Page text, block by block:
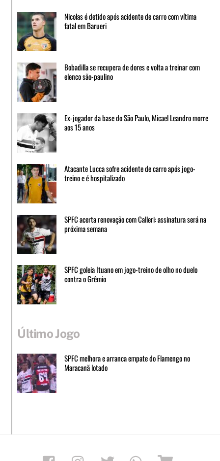
Nicolas é detido após acidente de carro com vítima
fatal em Barueri
Bobadilla se recupera de dores e volta a treinar com
elenco são-paulino
Ex-jogador da base do São Paulo, Micael Leandro morre
aos 15 anos
Atacante Lucca sofre acidente de carro após jogo-
treino e é hospitalizado
SPFC acerta renovação com Calleri: assinatura será na
próxima semana
SPFC goleia Ituano em jogo-treino de olho no duelo
contra o Grêmio
Último Jogo
SPFC melhora e arranca empate do Flamengo no
Maracanã lotado
Facebook Instagram Twitter Whatsapp